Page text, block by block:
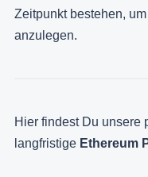
Zeitpunkt bestehen,
anzulegen.
Hier findest Du unsere
langfristige Ethereum